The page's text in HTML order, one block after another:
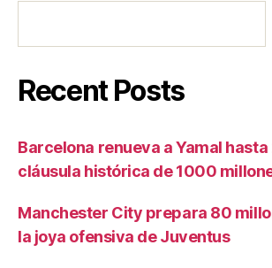
Recent Posts
Barcelona renueva a Yamal hasta
cláusula histórica de 1000
Manchester City prepara 80
la joya ofensiva de Juventus